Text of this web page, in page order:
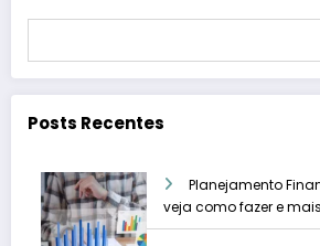
Posts Recentes
Planejamento
veja como fazer e mais